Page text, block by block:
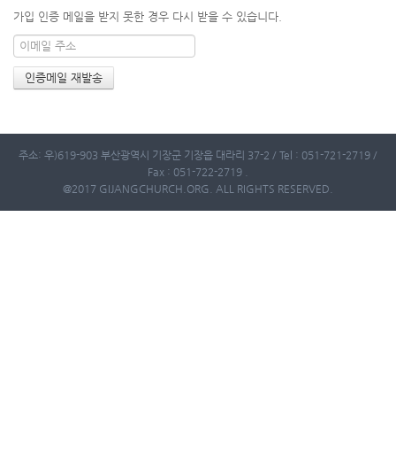
가입 인증 메일을 받지 못한 경우 다시 받을 수 있습니다.
주소: 우)619-903 부산광역시 기장군 기장읍 대라리 37-2 / Tel : 051-721-2719 /
Fax : 051-722-2719 .
@2017 GIJANGCHURCH.ORG. ALL RIGHTS RESERVED.